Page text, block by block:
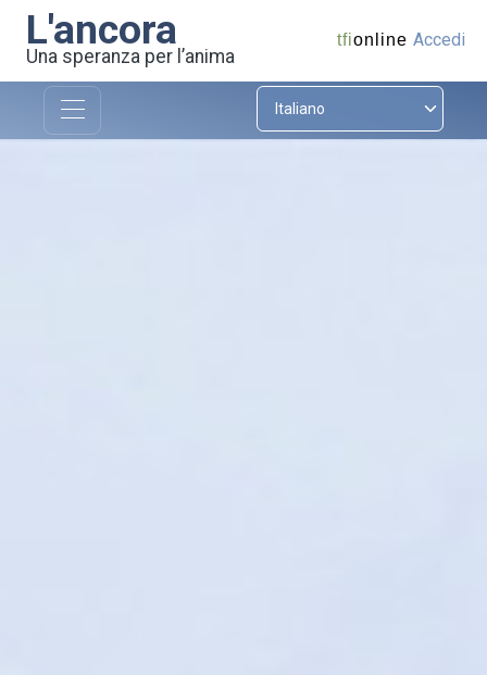
L'ancora
Una speranza per l’anima
tfionline Accedi